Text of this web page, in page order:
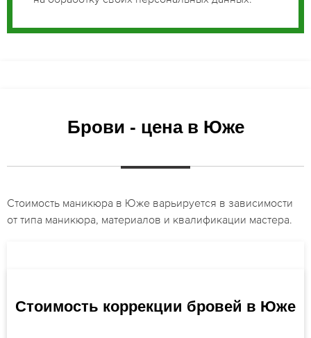
Брови - цена в Юже
Стоимость маникюра в Юже варьируется в зависимости
от типа маникюра, материалов и квалификации мастера.
Стоимость коррекции бровей в Юже